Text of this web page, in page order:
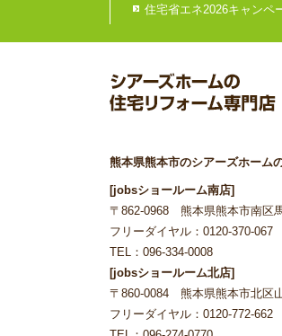
住宅省エネ2026キャンペ
熊本県熊本市のシアーズホーム
[jobsショールーム南店]
〒862-0968 熊本県熊本市南区
フリーダイヤル：0120-370-067
TEL：096-334-0008
[jobsショールーム北店]
〒860-0084 熊本県熊本市北区
フリーダイヤル：0120-772-662